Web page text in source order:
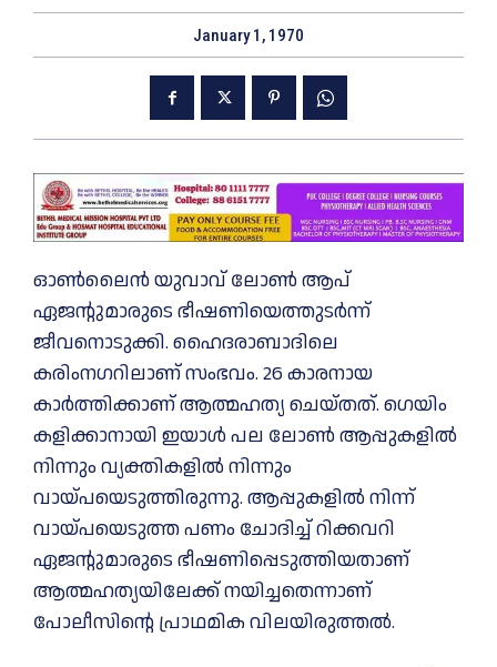
January 1, 1970
ഓൺലൈൻ യുവാവ് ലോൺ ആപ്
ഏജന്റുമാരുടെ ഭീഷണിയെത്തുടർന്ന്
ജീവനൊടുക്കി. ഹൈദരാബാദിലെ
കരിംനഗറിലാണ് സംഭവം. 26 കാരനായ
കാർത്തിക്കാണ് ആത്മഹത്യ ചെയ്തത്. ഗെയിം
കളിക്കാനായി ഇയാൾ പല ലോൺ ആപ്പുകളിൽ
നിന്നും വ്യക്തികളിൽ നിന്നും
വായ്പയെടുത്തിരുന്നു. ആപ്പുകളിൽ നിന്ന്
വായ്പയെടുത്ത പണം ചോദിച്ച് റിക്കവറി
ഏജന്റുമാരുടെ ഭീഷണിപ്പെടുത്തിയതാണ്
ആത്മഹത്യയിലേക്ക് നയിച്ചതെന്നാണ്
പോലീസിന്റെ പ്രാഥമിക വിലയിരുത്തൽ.